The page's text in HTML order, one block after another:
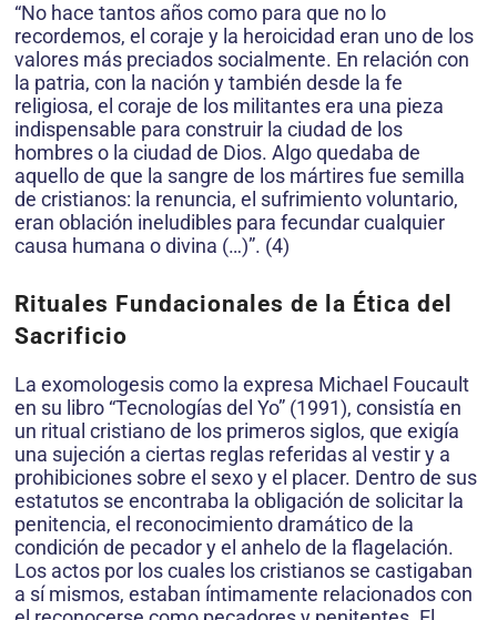
“No hace tantos años como para que no lo
recordemos, el coraje y la heroicidad eran uno de los
valores más preciados socialmente. En relación con
la patria, con la nación y también desde la fe
religiosa, el coraje de los militantes era una pieza
indispensable para construir la ciudad de los
hombres o la ciudad de Dios. Algo quedaba de
aquello de que la sangre de los mártires fue semilla
de cristianos: la renuncia, el sufrimiento voluntario,
eran oblación ineludibles para fecundar cualquier
causa humana o divina (…)”. (4)
Rituales Fundacionales de la Ética del
Sacrificio
La exomologesis como la expresa Michael Foucault
en su libro “Tecnologías del Yo” (1991), consistía en
un ritual cristiano de los primeros siglos, que exigía
una sujeción a ciertas reglas referidas al vestir y a
prohibiciones sobre el sexo y el placer. Dentro de sus
estatutos se encontraba la obligación de solicitar la
penitencia, el reconocimiento dramático de la
condición de pecador y el anhelo de la flagelación.
Los actos por los cuales los cristianos se castigaban
a sí mismos, estaban íntimamente relacionados con